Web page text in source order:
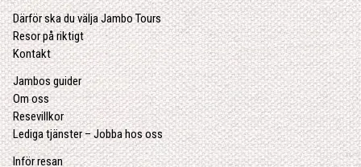
Därför ska du välja Jambo Tours
Resor på riktigt
Kontakt
Jambos guider
Om oss
Resevillkor
Lediga tjänster – Jobba hos oss
Inför resan